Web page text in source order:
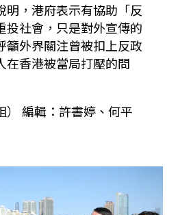
明，港府表示有協助「反
投社會，只是對外宣傳的
籲外界關注曾被扣上反政
在香港被當局打壓的問
） 編輯：許書婷、何平